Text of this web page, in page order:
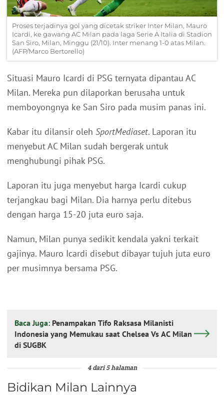
Proses terjadinya gol yang dicetak striker Inter Milan, Mauro
Icardi, ke gawang AC Milan pada laga Serie A Italia di Stadion
San Siro, Milan, Minggu (21/10). Inter menang 1-0 atas Milan.
(AFP/Marco Bertorello)
Situasi Mauro Icardi di PSG ternyata dipantau AC
Milan. Mereka pun dilaporkan berusaha untuk
memboyongnya ke San Siro pada musim panas ini.
Kabar itu dilansir oleh SportMediaset. Laporan itu
menyebut AC Milan sudah bergerak untuk
menghubungi pihak PSG.
Laporan itu juga menyebut harga Icardi cukup
terjangkau bagi Milan. Dia harnya perlu ditebus
dengan harga 15-20 juta euro saja.
Namun, Milan punya sedikit kendala yakni terkait
gajinya. Mauro Icardi disebut dibayar tujuh juta euro
per musimnya bersama PSG.
Baca Juga: Penampakan Tifo Raksasa Milanisti
Indonesia yang Memukau saat Chelsea Vs AC Milan
di SUGBK
4 dari 5 halaman
Bidikan Milan Lainnya